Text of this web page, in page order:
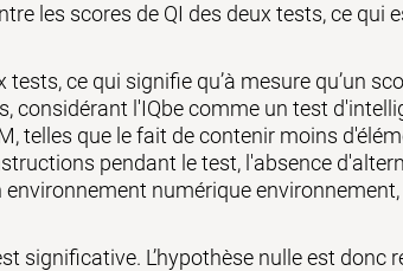
les scores de QI des deux tests, ce qui
ce qui signifie qu’à mesure qu’un
considérant l'IQbe comme un test
telles que le fait de contenir moins
pendant le test, l'absence
numérique
significative. L’hypothèse nulle est donc